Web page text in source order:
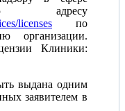
по адресу
licenses по
организации.
Клиники:
выдана одним
заявителем в